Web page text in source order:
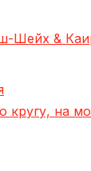
Шейх &
кругу, на